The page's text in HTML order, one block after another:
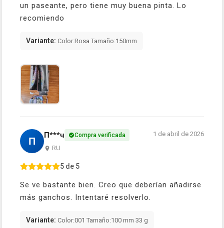
un paseante, pero tiene muy buena pinta. Lo
recomiendo
Variante: Color:Rosa Tamaño:150mm
П П***ч Compra verificada
RU
1 de abril de 2026
5 de 5
Se ve bastante bien. Creo que deberían añadirse
más ganchos. Intentaré resolverlo.
Variante: Color:001 Tamaño:100 mm 33 g